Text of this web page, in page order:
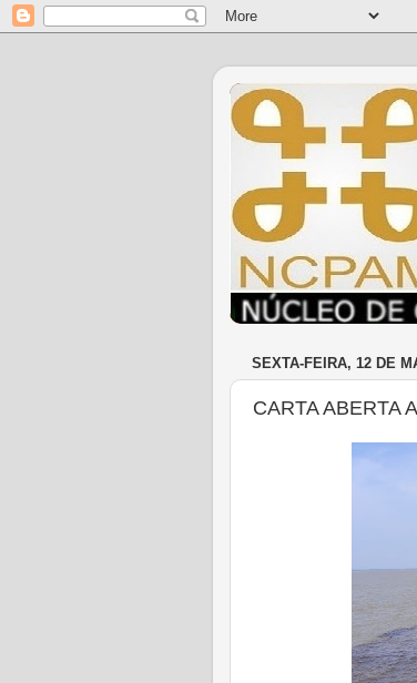
SEXTA-FEIRA, 12 DE
CARTA ABERTA